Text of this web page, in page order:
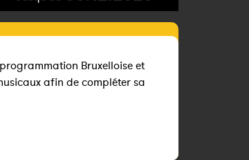
Bruxelloise et
afin de compléter sa